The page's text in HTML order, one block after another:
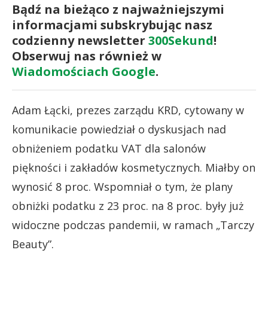
Bądź na bieżąco z najważniejszymi
informacjami subskrybując nasz
codzienny newsletter 300Sekund!
Obserwuj nas również w
Wiadomościach Google.
Adam Łącki, prezes zarządu KRD, cytowany w
komunikacie powiedział o dyskusjach nad
obniżeniem podatku VAT dla salonów
piękności i zakładów kosmetycznych. Miałby on
wynosić 8 proc. Wspomniał o tym, że plany
obniżki podatku z 23 proc. na 8 proc. były już
widoczne podczas pandemii, w ramach „Tarczy
Beauty”.